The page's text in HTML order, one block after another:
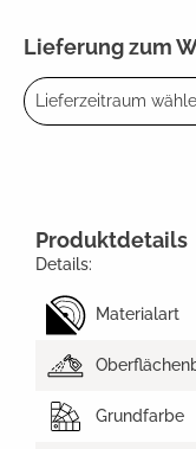
Lieferung zum
Lieferzeitraum
Produktdetails
Details:
Materialart
Grundfarbe